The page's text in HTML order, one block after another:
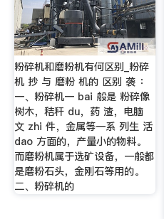
粉碎机和磨粉机有何区别_粉碎
机 抄 与 磨粉 机的 区别 袭 ：
一、粉碎机一 bai 般是 粉碎像
树木，秸秆 du，药 渣，电脑
文 zhi 件，金属等一系 列生 活
dao 方面的，产量小的物料。
而磨粉机属于选矿设备，一般都
是磨粉石头，金刚石等用的。
二、粉碎机的